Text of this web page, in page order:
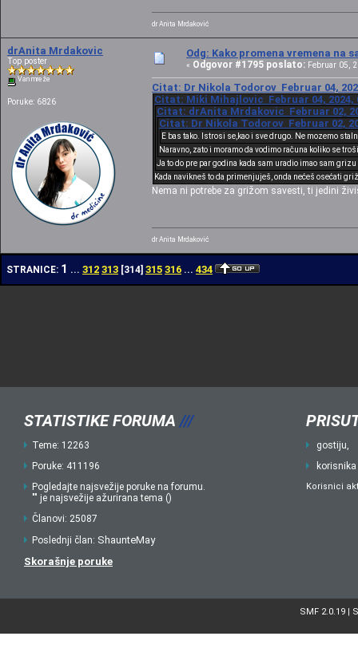
dr Anita Mrdaković
drAnita Mrdakovic
Top poster
Van mreže
Poruke: 6826
Odg: Kako promena vremena na
« Odgovor #1795 poslato: Februar 05,
Citat: Dr Nikola Todorov Februar 04,
Citat: Miki Mihajlovic Februar 04, 2024,
Citat: drAnita Mrdakovic Februar 02,
Citat: Dr Nikola Todorov Februar 02,
E bas tako. Istrosi se,kao i sve drugo. Ne mozemo
Naravno, zato i moramo da vodimo računa koliko se
Ja to do pre par godina kada sam uradio imao sam
Kada navikneš to da primenjuješ, onda nećeš osećati
Nema ni potrebe za grižom savesti, ti jedini
dr Anita Mrdaković
STRANICE: 1 ... 312 313 [314] 315 316 ... 434
STATISTIKE FORUMA ///
Teme: 12263
Poruke: 411196
Pogledajte najsvežije poruke na forumu.
"" je najsvežije ažurirana tema ()
Članovi: 25087
Poslednji član: ShaunteMay
Skorašnje poruke
gostiju,
korisnika
Korisnici
SMF 2.0.19|